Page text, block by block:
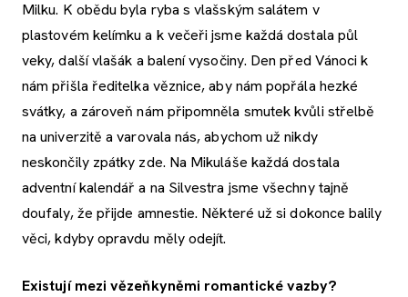
Milku. K obědu byla ryba s vlašským salátem v
plastovém kelímku a k večeři jsme každá dostala půl
veky, další vlašák a balení vysočiny. Den před Vánoci k
nám přišla ředitelka věznice, aby nám popřála hezké
svátky, a zároveň nám připomněla smutek kvůli střelbě
na univerzitě a varovala nás, abychom už nikdy
neskončily zpátky zde. Na Mikuláše každá dostala
adventní kalendář a na Silvestra jsme všechny tajně
doufaly, že přijde amnestie. Některé už si dokonce balily
věci, kdyby opravdu měly odejít.
Existují mezi vězeňkyněmi romantické vazby?